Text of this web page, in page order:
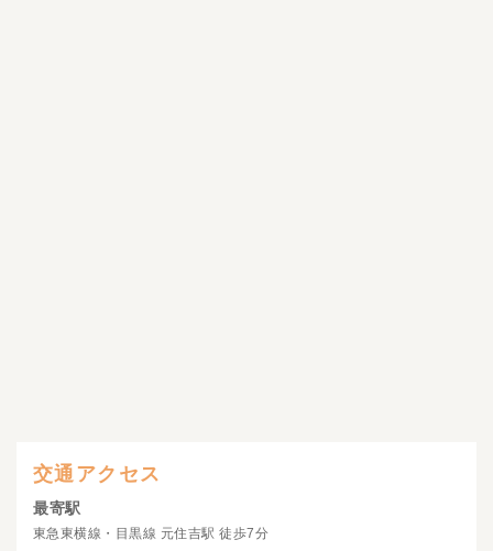
交通アクセス
最寄駅
東急東横線・目黒線 元住吉駅 徒歩7分